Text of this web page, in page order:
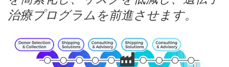
治療プログラムを前進させます。